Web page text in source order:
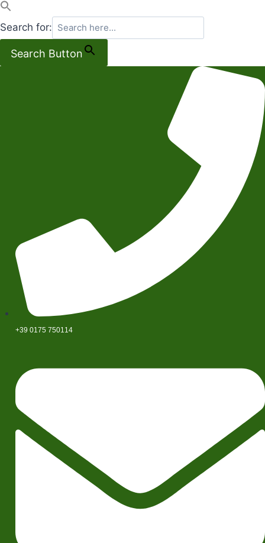
Search for:
Search Button
+39 0175 750114